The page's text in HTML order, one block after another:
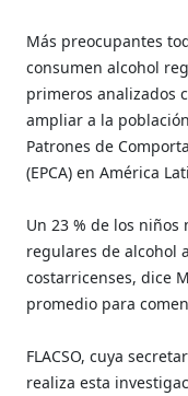
Más preocupantes
consumen alcohol
primeros analizados
ampliar a la
Patrones de
(EPCA) en América
Un 23 % de los niños
regulares de alcohol
costarricenses, dice
promedio para
FLACSO, cuya
realiza esta